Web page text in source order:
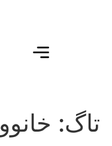
تاگ: خانوو